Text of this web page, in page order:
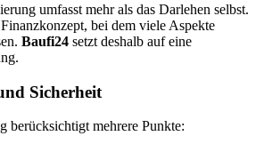
umfasst mehr als das Darlehen selbst.
bei dem viele Aspekte
Baufi24 setzt deshalb auf eine
Sicherheit
berücksichtigt mehrere Punkte: